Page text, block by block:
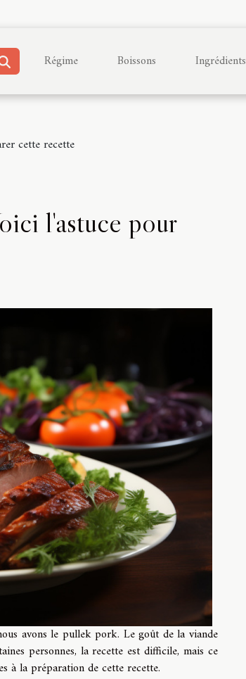
Régime Boissons Ingrédients
cette recette
l'astuce pour
avons le pullek pork. Le goût de la viande
personnes, la recette est difficile, mais ce
à la préparation de cette recette.